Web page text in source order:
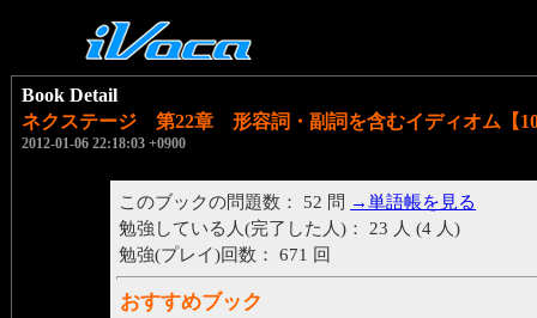
Book Detail
ネクステージ 第22章 形容詞・副詞を含むイディオム【
2012-01-06 22:18:03 +0900
このブックの問題数： 52 問 →単語帳を見る
勉強している人(完了した人)： 23 人 (4 人)
勉強(プレイ)回数： 671 回
おすすめブック